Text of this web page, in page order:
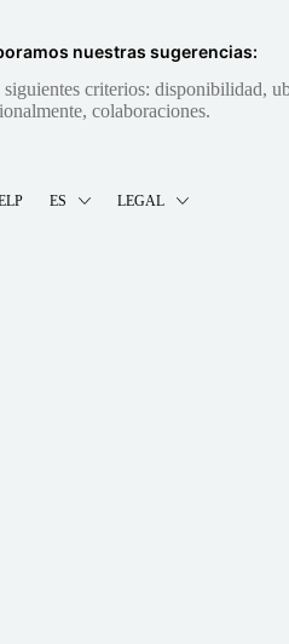
nuestras sugerencias:
criterios: disponibilidad,
colaboraciones.
ES LEGAL